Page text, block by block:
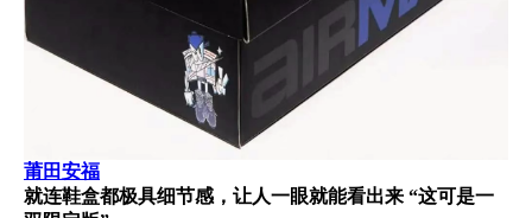
莆田安福
就连鞋盒都极具细节感，让人一眼就能看出来 “这可是一